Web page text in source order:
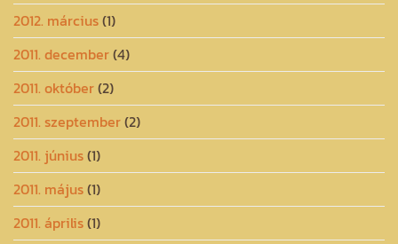
2012. március(1)
2011. december(4)
2011. október(2)
2011. szeptember(2)
2011. június(1)
2011. május(1)
2011. április(1)